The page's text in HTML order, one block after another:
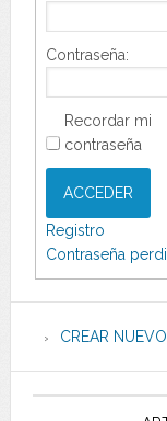
Contraseña:
Recordar mi
contraseña
ACCEDER
Registro
Contraseña
CREAR